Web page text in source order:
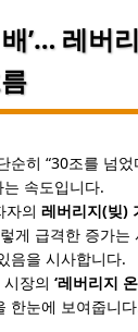
’… 레버
순히 “30조를 넘
속도입니다.
자의 레버리지(빚)
게 급격한 증가는
음을 시사합니다.
장의 ‘레버리지
한눈에 보여줍니